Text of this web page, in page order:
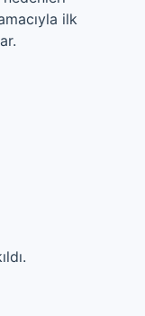
ilk